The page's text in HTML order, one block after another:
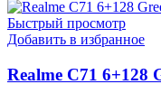
Быстрый просмотр
Добавить в избранное
Realme C71 6+128